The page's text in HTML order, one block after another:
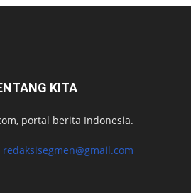
KITA
portal berita Indonesia.
redaksisegmen@gmail.com